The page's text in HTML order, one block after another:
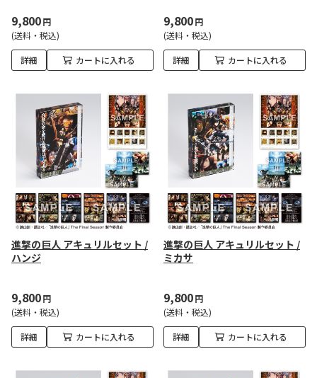
9,800円
(送料・税込)
詳細 カートに入れる
9,800円
(送料・税込)
詳細 カートに入れる
進撃の巨人 アキュリルセット /
ハンジ
9,800円
(送料・税込)
詳細 カートに入れる
進撃の巨人 アキュリルセット /
ミカサ
9,800円
(送料・税込)
詳細 カートに入れる